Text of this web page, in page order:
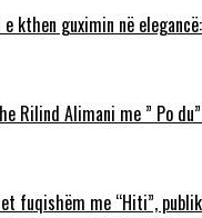
e kthen guximin në
Rilind Alimani me ” Po
fuqishëm me “Hiti”,